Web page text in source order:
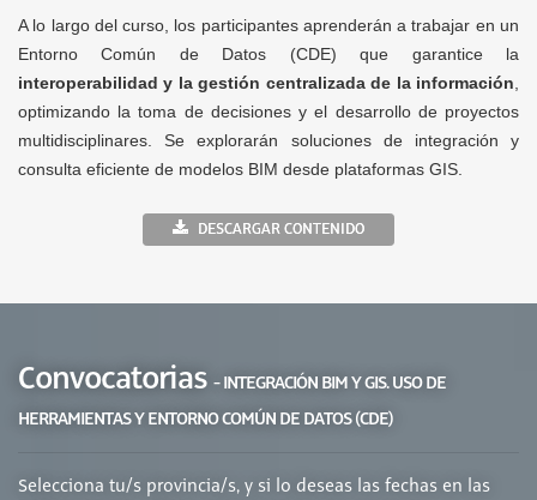
A lo largo del curso, los participantes aprenderán a trabajar en un
Entorno Común de Datos (CDE) que garantice la
interoperabilidad y la gestión centralizada de la información
optimizando la toma de decisiones y el desarrollo de proyectos
multidisciplinares. Se explorarán soluciones de integración y
consulta eficiente de modelos BIM desde plataformas GIS.
DESCARGAR CONTENIDO
Convocatorias - INTEGRACIÓN BIM Y GIS. USO DE
HERRAMIENTAS Y ENTORNO COMÚN DE DATOS (CDE)
Selecciona tu/s provincia/s, y si lo deseas las fechas en las